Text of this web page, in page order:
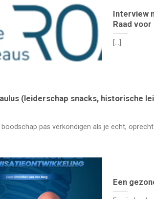
Interview
Raad
[...]
(leiderschap snacks, historische
pas verkondigen als je echt,
Een